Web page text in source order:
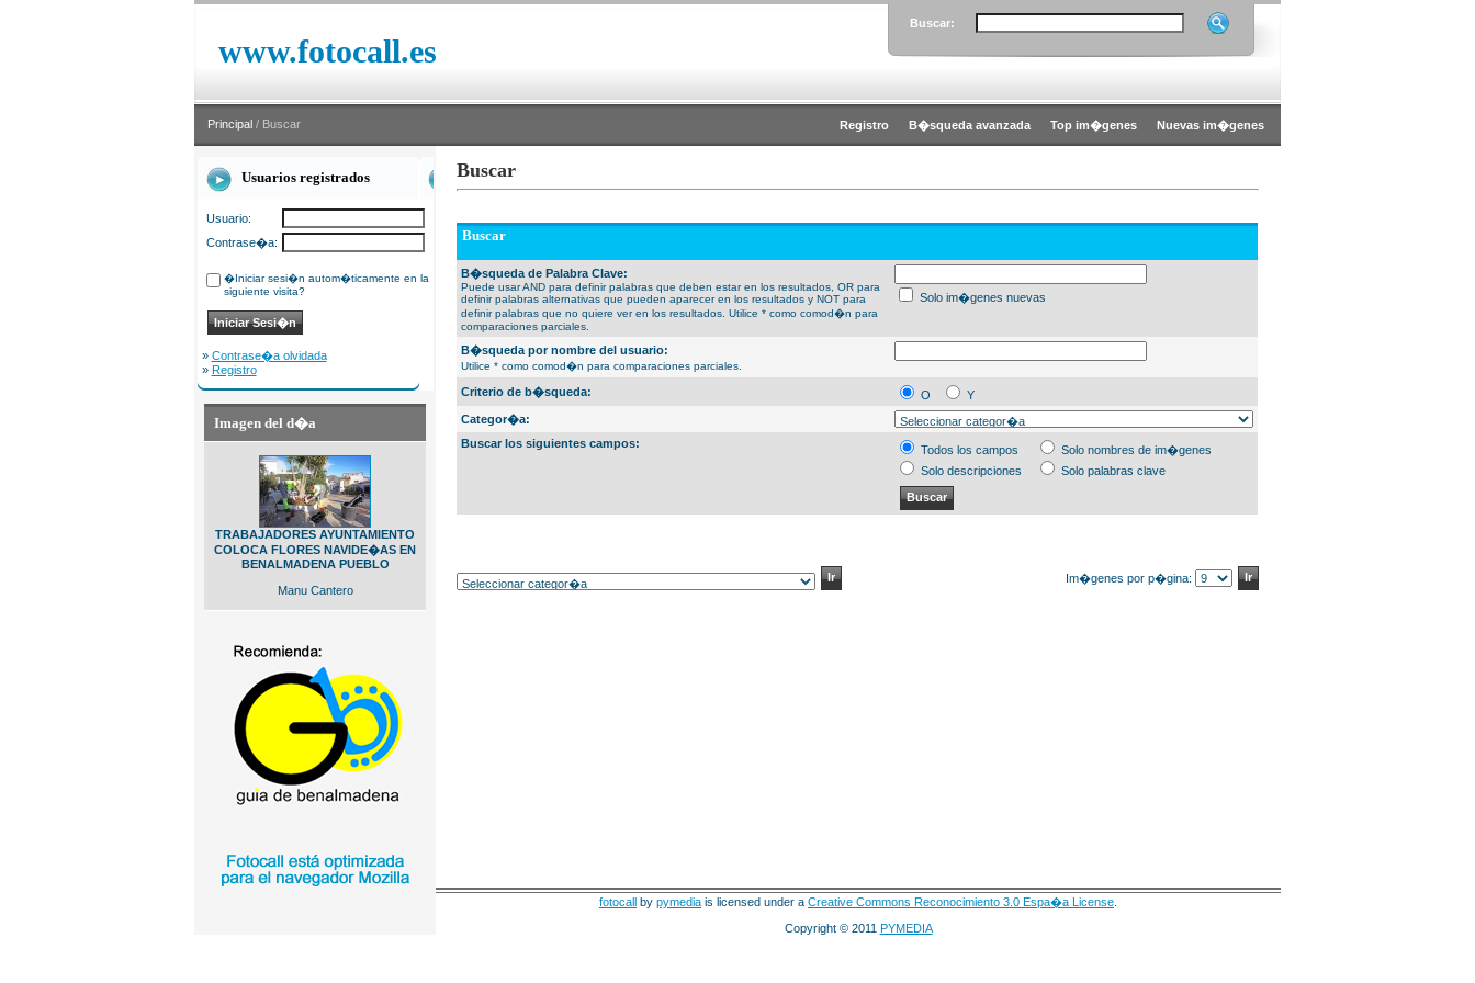
www.fotocall.es
Buscar:
Principal / Buscar Registro B�squeda avanzada Top im�genes Nuevas im�genes
Usuarios registrados
Usuario:
Contrase�a:
�Iniciar sesi�n autom�ticamente en la
siguiente visita?
» Contrase�a olvidada
» Registro
Imagen del d�a
TRABAJADORES AYUNTAMIENTO
COLOCA FLORES NAVIDE�AS EN
BENALMADENA PUEBLO
Manu Cantero
Buscar
Buscar
B�squeda de Palabra Clave:
Puede usar AND para definir palabras que deben estar en los resultados, OR para
definir palabras alternativas que pueden aparecer en los resultados y NOT para
definir palabras que no quiere ver en los resultados. Utilice * como comod�n para
comparaciones parciales.
Solo im�genes nuevas
B�squeda por nombre del usuario:
Utilice * como comod�n para comparaciones parciales.
Criterio de b�squeda: O
Y
Categor�a:
Buscar los siguientes campos:
Todos los campos
Solo nombres de im�genes
Solo descripciones
Solo palabras clave
Im�genes por p�gina:
fotocall by pymedia is licensed under a Creative Commons Reconocimiento 3.0 Espa�a License
Copyright © 2011 PYMEDIA